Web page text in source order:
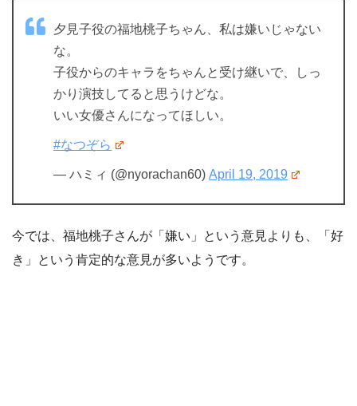
夕見子役の福地桃子ちゃん、私は嫌いじゃない
な。
子役からのキャラをちゃんと受け継いで、しっ
かり演技してると思うけどな。
いい女優さんになってほしい。
#なつぞら
— ハミィ (@nyorachan60) April 19, 2019
今では、福地桃子さんが「嫌い」という意見よりも、「好
き」という肯定的な意見が多いようです。